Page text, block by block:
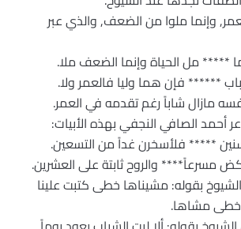
وإنما ملوا من الضعف, والذي عبر
***** مل الحياة وإنما الضعف ملا.
****** فإن هما وليا فالعمر ولا.
مازال شاباً رغم تقدمه في العمر.
أحمد الصافي النجفي بهذه الأبيات:
***** فلأسخرن غداً من التسعين.
مسرعاً**** والروح ثابتة على العشرين.
بقوله: مشيناها خطى كتبت علينا
خطى مشاها.